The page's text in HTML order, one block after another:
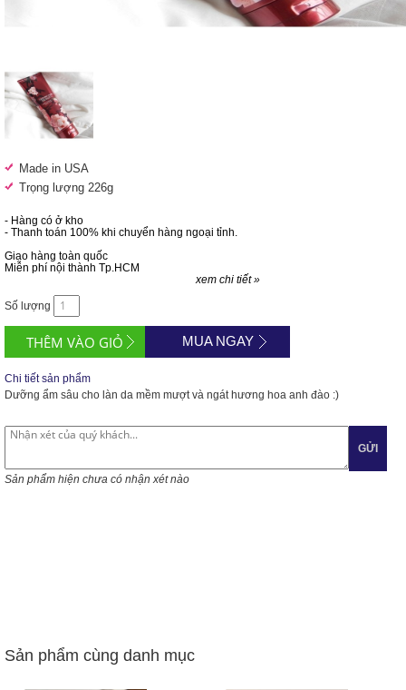
Made in USA
Trọng lượng 226g
- Hàng có ở kho
- Thanh toán 100% khi chuyển hàng ngoại tỉnh.
Giao hàng toàn quốc
Miễn phí nội thành Tp.HCM
xem chi tiết »
Số lượng
MUA NGAY
Chi tiết sản phẩm
Dưỡng ẩm sâu cho làn da mềm mượt và ngát hương hoa anh đào :)
GỬI
Sản phẩm hiện chưa có nhận xét nào
Sản phẩm cùng danh mục